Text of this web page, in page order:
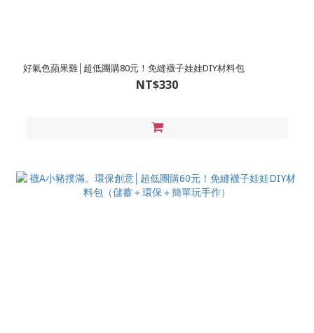
好氣色蘋果雞│超低團購80元！免縫襪子娃娃DIY材料包
NT$330